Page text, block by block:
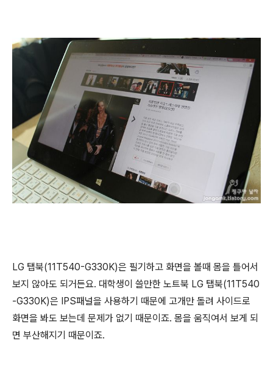
LG 탭북(11T540-G330K)은 필기하고 화면을 볼때 몸을 틀어서
보지 않아도 되거든요. 대학생이 쓸만한 노트북 LG 탭북(11T540
-G330K)은 IPS패널을 사용하기 때문에 고개만 돌려 사이드로
화면을 봐도 보는데 문제가 없기 때문이죠. 몸을 움직여서 보게 되
면 부산해지기 때문이죠.